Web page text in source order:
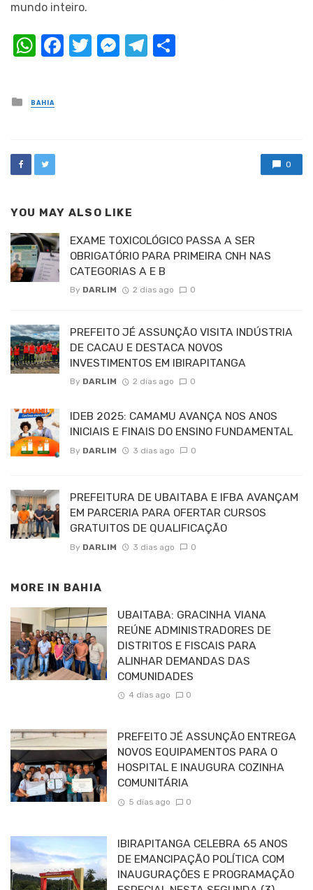
mundo inteiro.
WhatsApp
Facebook
Twitter
Messenger
Telegram
Posted
in
BAHIA
0
YOU MAY ALSO LIKE
EXAME TOXICOLÓGICO PASSA A SER
OBRIGATÓRIO PARA PRIMEIRA CNH NAS
CATEGORIAS A E B
By DARLIM 2 dias ago 0
PREFEITO JÉ ASSUNÇÃO VISITA INDÚSTRIA
DE CACAU E DESTACA NOVOS
INVESTIMENTOS EM IBIRAPITANGA
By DARLIM 2 dias ago 0
IDEB 2025: CAMAMU AVANÇA NOS ANOS
INICIAIS E FINAIS DO ENSINO FUNDAMENTAL
By DARLIM 3 dias ago 0
PREFEITURA DE UBAITABA E IFBA AVANÇAM
EM PARCERIA PARA OFERTAR CURSOS
GRATUITOS DE QUALIFICAÇÃO
By DARLIM 3 dias ago 0
MORE IN BAHIA
UBAITABA: GRACINHA VIANA
REÚNE ADMINISTRADORES DE
DISTRITOS E FISCAIS PARA
ALINHAR DEMANDAS DAS
COMUNIDADES
4 dias ago 0
PREFEITO JÉ ASSUNÇÃO ENTREGA
NOVOS EQUIPAMENTOS PARA O
HOSPITAL E INAUGURA COZINHA
COMUNITÁRIA
5 dias ago 0
IBIRAPITANGA CELEBRA 65 ANOS
DE EMANCIPAÇÃO POLÍTICA COM
INAUGURAÇÕES E PROGRAMAÇÃO